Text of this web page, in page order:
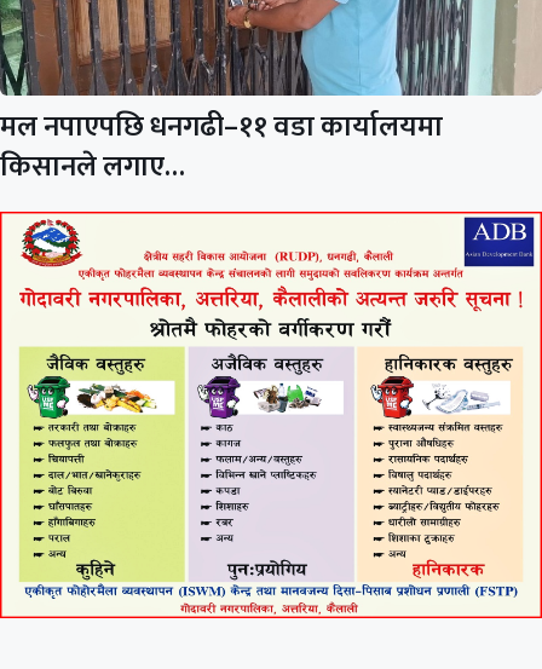
मल नपाएपछि धनगढी–११ वडा कार्यालयमा
किसानले लगाए…